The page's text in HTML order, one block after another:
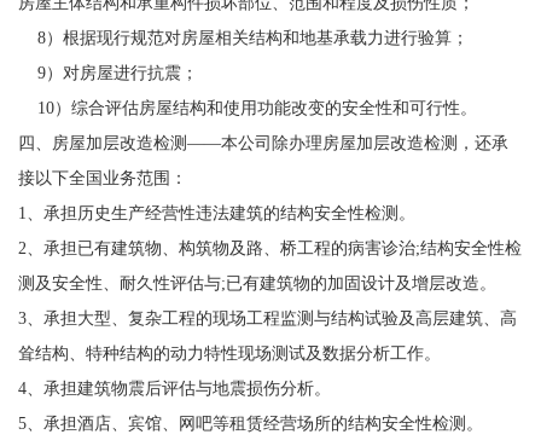
8）根据现行规范对房屋相关结构和地基承载力进行验算；
9）对房屋进行抗震；
10）综合评估房屋结构和使用功能改变的安全性和可行性。
四、房屋加层改造检测——本公司除办理房屋加层改造检测，还承
接以下全国业务范围：
1、承担历史生产经营性违法建筑的结构安全性检测。
2、承担已有建筑物、构筑物及路、桥工程的病害诊治;结构安全性检
测及安全性、耐久性评估与;已有建筑物的加固设计及增层改造。
3、承担大型、复杂工程的现场工程监测与结构试验及高层建筑、高
耸结构、特种结构的动力特性现场测试及数据分析工作。
4、承担建筑物震后评估与地震损伤分析。
5、承担酒店、宾馆、网吧等租赁经营场所的结构安全性检测。